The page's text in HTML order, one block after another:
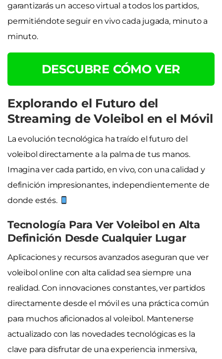
garantizarás un acceso virtual a todos los partidos,
permitiéndote seguir en vivo cada jugada, minuto a
minuto.
DESCUBRE CÓMO VER
Explorando el Futuro del
Streaming de Voleibol en el Móvil
La evolución tecnológica ha traído el futuro del
voleibol directamente a la palma de tus manos.
Imagina ver cada partido, en vivo, con una calidad y
definición impresionantes, independientemente de
donde estés.
Tecnología Para Ver Voleibol en Alta
Definición Desde Cualquier Lugar
Aplicaciones y recursos avanzados aseguran que ver
voleibol online con alta calidad sea siempre una
realidad. Con innovaciones constantes, ver partidos
directamente desde el móvil es una práctica común
para muchos aficionados al voleibol. Mantenerse
actualizado con las novedades tecnológicas es la
clave para disfrutar de una experiencia inmersiva,